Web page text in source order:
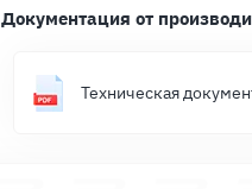
Документация от
Техническая